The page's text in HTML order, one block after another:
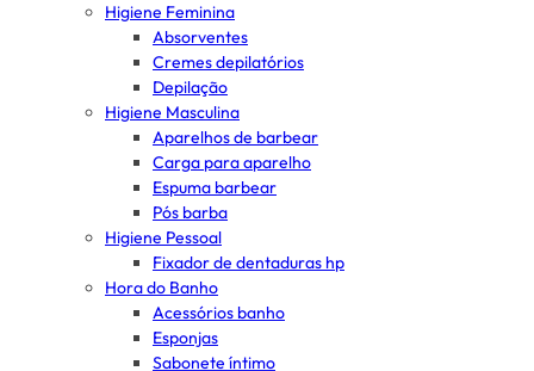
Higiene Feminina
Absorventes
Cremes depilatórios
Depilação
Higiene Masculina
Aparelhos de barbear
Carga para aparelho
Espuma barbear
Pós barba
Higiene Pessoal
Fixador de dentaduras hp
Hora do Banho
Acessórios banho
Esponjas
Sabonete íntimo